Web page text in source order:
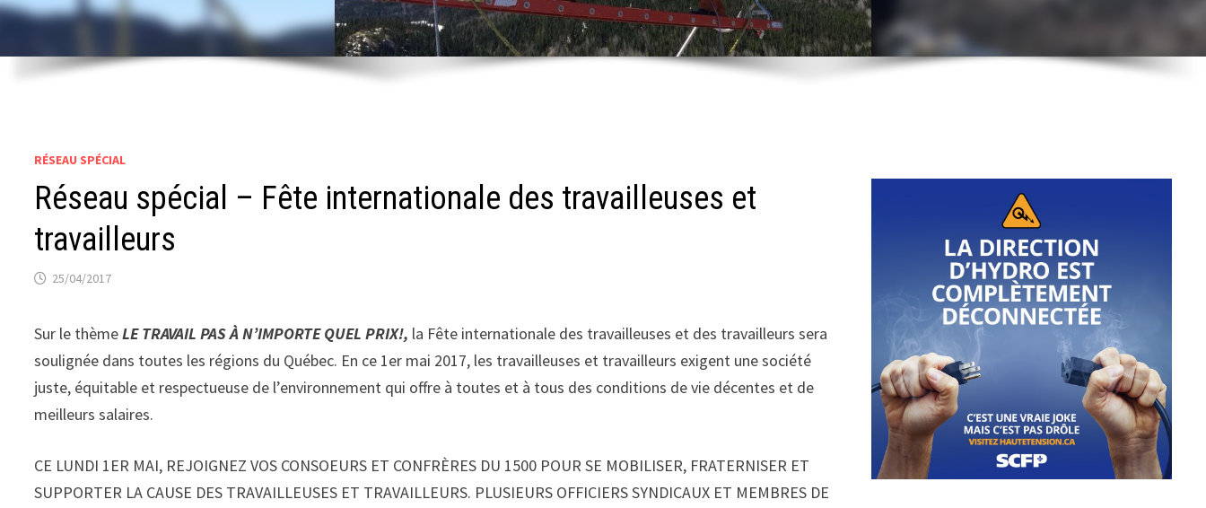
RÉSEAU SPÉCIAL
Réseau spécial – Fête internationale des travailleuses et
travailleurs
25/04/2017
Sur le thèmeLE TRAVAIL PAS À N’IMPORTE QUEL PRIX!, la Fête internationale des travailleuses et des travailleurs sera
soulignée dans toutes les régions du Québec. En ce 1er mai 2017, les travailleuses et travailleurs exigent une société
juste, équitable et respectueuse de l’environnement qui offre à toutes et à tous des conditions de vie décentes et de
meilleurs salaires.
CE LUNDI 1ER MAI, REJOIGNEZ VOS CONSOEURS ET CONFRÈRES DU 1500 POUR SE MOBILISER, FRATERNISER ET
SUPPORTER LA CAUSE DES TRAVAILLEUSES ET TRAVAILLEURS. PLUSIEURS OFFICIERS SYNDICAUX ET MEMBRES DE